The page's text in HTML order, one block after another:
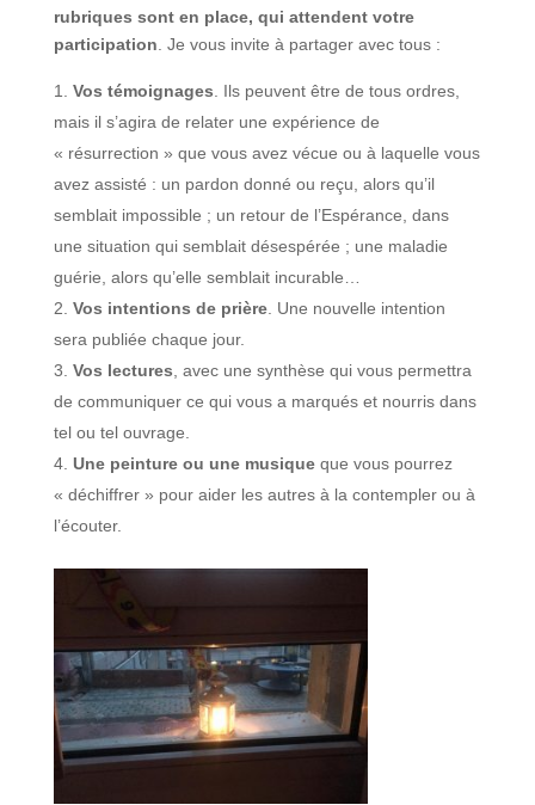
rubriques sont en place, qui attendent votre
participation . Je vous invite à partager avec tous :
Vos témoignages . Ils peuvent être de tous ordres,
mais il s’agira de relater une expérience de
« résurrection » que vous avez vécue ou à laquelle vous
avez assisté : un pardon donné ou reçu, alors qu’il
semblait impossible ; un retour de l’Espérance, dans
une situation qui semblait désespérée ; une maladie
guérie, alors qu’elle semblait incurable…
Vos intentions de prière. Une nouvelle intention
sera publiée chaque jour.
Vos lectures , avec une synthèse qui vous permettra
de communiquer ce qui vous a marqués et nourris dans
tel ou tel ouvrage.
Une peinture ou une musiqueque vous pourrez
« déchiffrer » pour aider les autres à la contempler ou à
l’écouter.